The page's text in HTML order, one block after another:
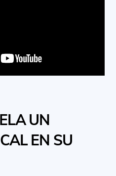
UN
EN SU